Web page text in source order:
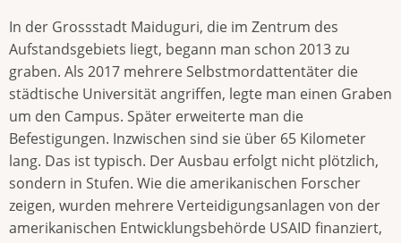
In der Grossstadt Maiduguri, die im Zentrum des
Aufstandsgebiets liegt, begann man schon 2013 zu
graben. Als 2017 mehrere Selbstmordattentäter die
städtische Universität angriffen, legte man einen Graben
um den Campus. Später erweiterte man die
Befestigungen. Inzwischen sind sie über 65 Kilometer
lang. Das ist typisch. Der Ausbau erfolgt nicht plötzlich,
sondern in Stufen. Wie die amerikanischen Forscher
zeigen, wurden mehrere Verteidigungsanlagen von der
amerikanischen Entwicklungsbehörde USAID finanziert,